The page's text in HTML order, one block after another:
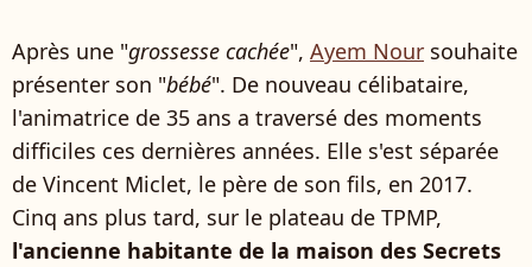
Après une "grossesse cachée", Ayem Nour souhaite
présenter son "bébé". De nouveau célibataire,
l'animatrice de 35 ans a traversé des moments
difficiles ces dernières années. Elle s'est séparée
de Vincent Miclet, le père de son fils, en 2017.
Cinq ans plus tard, sur le plateau de TPMP,
l'ancienne habitante de la maison des Secrets